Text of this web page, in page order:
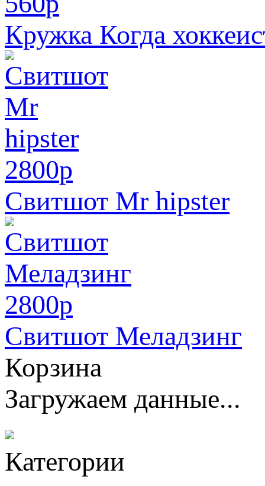
Кружка Когда
2800p
Свитшот Mr hipster
2800p
Свитшот Меладзинг
Корзина
Загружаем данные...
Категории